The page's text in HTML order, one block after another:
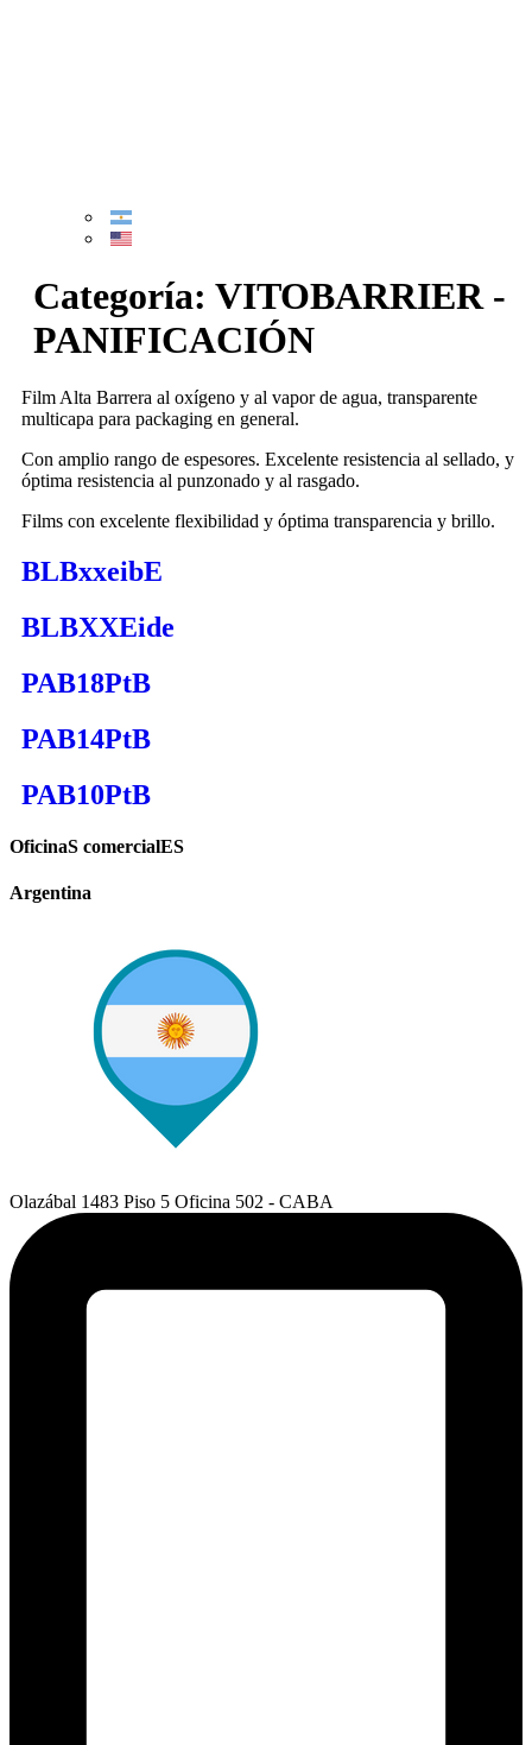
Categoría: VITOBARRIER -
PANIFICACIÓN
Film Alta Barrera al oxígeno y al vapor de agua, transparente
multicapa para packaging en general.
Con amplio rango de espesores. Excelente resistencia al sellado, y
óptima resistencia al punzonado y al rasgado.
Films con excelente flexibilidad y óptima transparencia y brillo.
BLBxxeibE
BLBXXEide
PAB18PtB
PAB14PtB
PAB10PtB
OficinaS comercialES
Argentina
Olazábal 1483 Piso 5 Oficina 502 - CABA